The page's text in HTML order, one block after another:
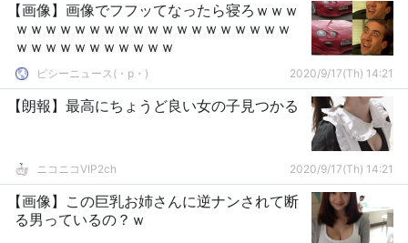
【画像】画像でフフッてなったら寝ろｗｗｗ
ｗｗｗｗｗｗｗｗｗｗｗｗｗｗｗｗｗｗｗ
ｗｗｗｗｗｗｗｗｗｗｗ
ピシーニュース(・p・)ゞ 2020/9/17(Th) 14:21
【朗報】最高にちょうど良い女の子見つかる
ニコニコVIP2ch 2020/9/17(Th) 14:21
【画像】この巨乳お姉さんに逆ナンされて断
る男っているの？ｗ